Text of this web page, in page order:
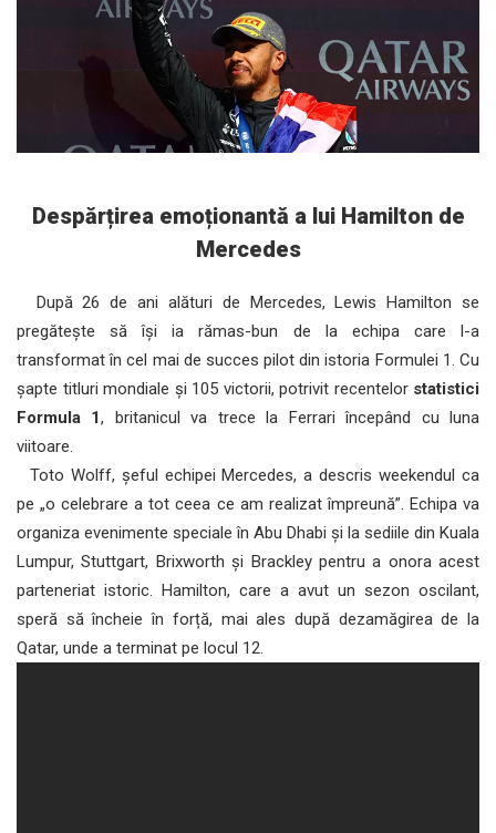
Despărțirea emoționantă a lui Hamilton de
Mercedes
După 26 de ani alături de Mercedes, Lewis Hamilton se
pregătește să își ia rămas-bun de la echipa care l-a
transformat în cel mai de succes pilot din istoria Formulei 1. Cu
șapte titluri mondiale și 105 victorii, potrivit recentelor statistici
Formula 1, britanicul va trece la Ferrari începând cu luna
viitoare.
Toto Wolff, șeful echipei Mercedes, a descris weekendul ca
pe „o celebrare a tot ceea ce am realizat împreună”. Echipa va
organiza evenimente speciale în Abu Dhabi și la sediile din Kuala
Lumpur, Stuttgart, Brixworth și Brackley pentru a onora acest
parteneriat istoric. Hamilton, care a avut un sezon oscilant,
speră să încheie în forță, mai ales după dezamăgirea de la
Qatar, unde a terminat pe locul 12.